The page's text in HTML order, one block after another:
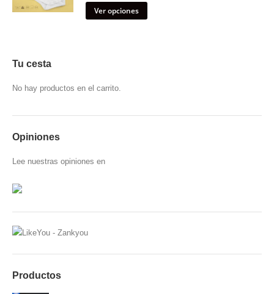
Ver opciones
Tu cesta
No hay productos en el carrito.
Opiniones
Lee nuestras opiniones en
Productos